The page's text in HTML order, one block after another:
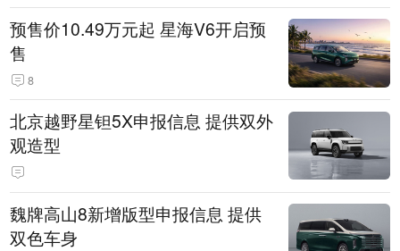
预售价10.49万元起 星海V6开启预
售
8
北京越野星钽5X申报信息 提供双外
观造型
魏牌高山8新增版型申报信息 提供
双色车身